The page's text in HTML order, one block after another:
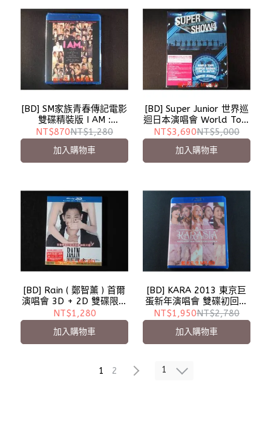
[BD] SM家族青春傳記電影
雙碟精裝版 I AM :
Smtown Live World Tour
In Madison Square
Garden
NT$870NT$1,280
加入購物車
[BD] Super Junior 世界巡
迴日本演唱會 World Tour
Super Show4 Live In
Japan 三碟初回限定版
NT$3,690NT$5,000
加入購物車
[BD] Rain ( 鄭智薰 ) 首爾
演唱會 3D + 2D 雙碟限定
版 Rain The Best Show
BD-50G
NT$1,280
加入購物車
[BD] KARA 2013 東京巨
蛋新年演唱會 雙碟初回限
定版 KARA 2013 Happy
New Year In Tokyo Dome
BD-50G
NT$1,950NT$2,780
加入購物車
1 2 1